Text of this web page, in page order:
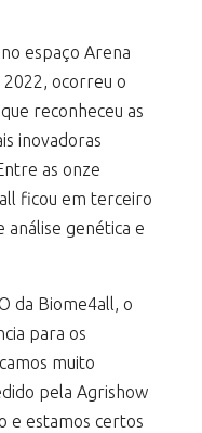
espaço Arena
ocorreu o
reconheceu as
inovadoras
as onze
ficou em terceiro
análise genética e
da Biome4all, o
para os
muito
pela Agrishow
e estamos certos